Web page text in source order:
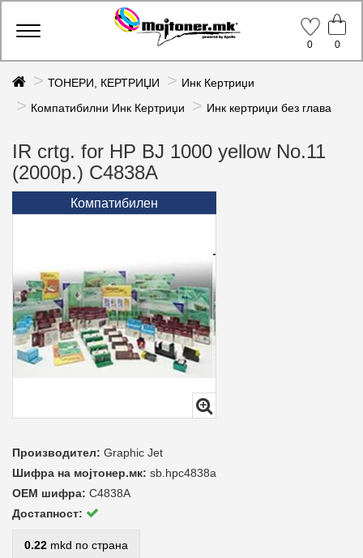
Toggle
0
0
ТОНЕРИ, КЕРТРИЏИ
Инк Кертриџи
Компатибилни Инк Кертриџи
Инк кертриџи без глава
IR crtg. for HP BJ 1000 yellow No.11
(2000p.) C4838A
Компатибилен
Производител: Graphic Jet
Шифра на мојтонер.мк: sb.hpc4838a
ОЕМ шифра: C4838A
Достапност:
0.22 mkd по страна